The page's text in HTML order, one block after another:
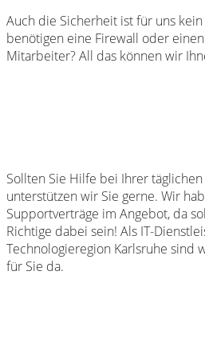
Auch die Sicherheit ist für uns
benötigen eine Firewall oder
Mitarbeiter? All das können wir
Sollten Sie Hilfe bei Ihrer
unterstützen wir Sie gerne. Wir
Supportverträge im Angebot, da
Richtige dabei sein! Als IT-
Technologieregion Karlsruhe sind
für Sie da.